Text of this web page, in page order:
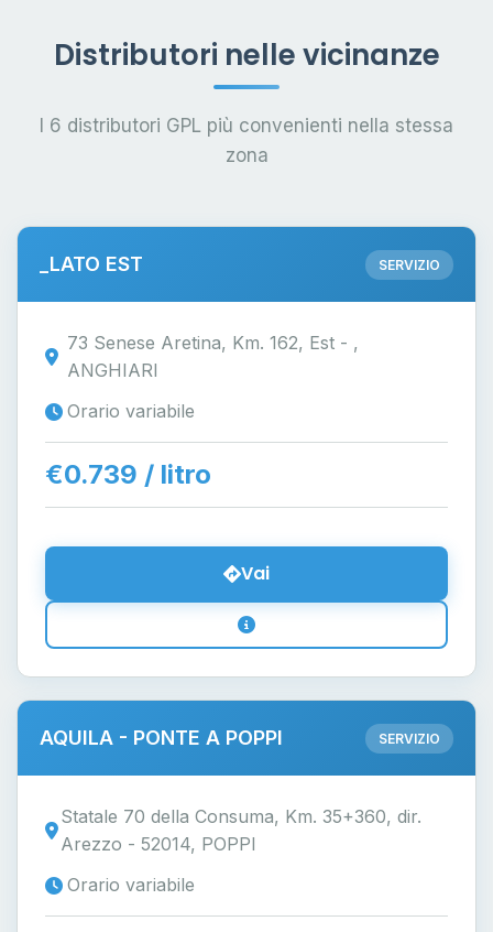
Distributori nelle vicinanze
I 6 distributori GPL più convenienti nella stessa
zona
_LATO EST SERVIZIO
73 Senese Aretina, Km. 162, Est - ,
ANGHIARI
Orario variabile
€0.739 / litro
Vai
AQUILA - PONTE A POPPI SERVIZIO
Statale 70 della Consuma, Km. 35+360, dir.
Arezzo - 52014, POPPI
Orario variabile